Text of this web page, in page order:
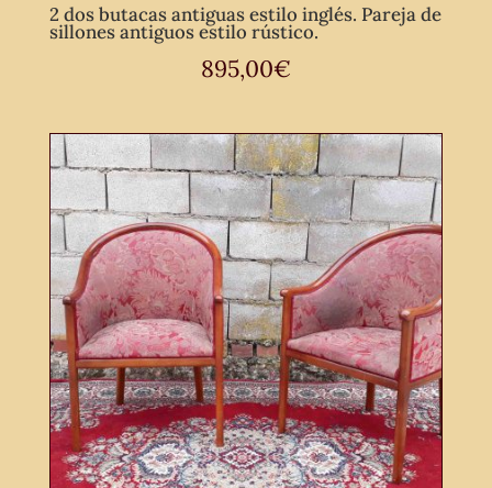
2 dos butacas antiguas estilo inglés. Pareja de
sillones antiguos estilo rústico.
895,00€